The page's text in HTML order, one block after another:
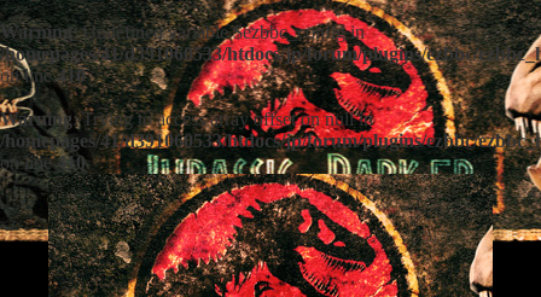
Warning: Undefined variable $ezbbc_config in
/homepages/41/d391060533/htdocs/jp/forum/plugins/ezbbc/
on line410
Warning: Trying to access array offset on null in
/homepages/41/d391060533/htdocs/jp/forum/plugins/ezbbc/
on line410